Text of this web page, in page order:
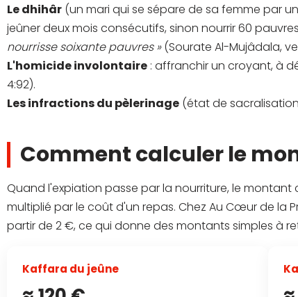
Le dhihâr (un mari qui se sépare de sa femme par
jeûner deux mois consécutifs, sinon nourrir 60
nourrisse soixante pauvres »(Sourate Al-Mujâdala,
L'homicide involontaire : affranchir un croyant, à
4:92).
Les infractions du pèlerinage (état de
Comment calculer le
Quand l'expiation passe par la nourriture, le
multiplié par le coût d'un repas. Chez Au Cœur de la
partir de 2 €, ce qui donne des montants simples à
Kaffara du jeûne